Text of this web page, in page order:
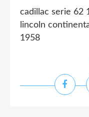
cadillac serie 62
lincoln
1958